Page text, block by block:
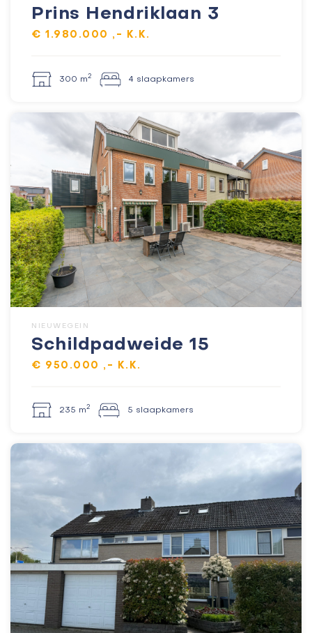
Prins Hendriklaan 3
€ 1.980.000 ,- K.K.
300 m2 4 slaapkamers
NIEUWEGEIN
Schildpadweide 15
€ 950.000 ,- K.K.
235 m2 5 slaapkamers